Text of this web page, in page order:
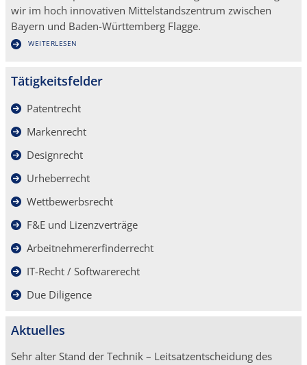
wir im hoch innovativen Mittelstandszentrum zwischen
Bayern und Baden-Württemberg Flagge.
WEITERLESEN
Tätigkeitsfelder
Patentrecht
Markenrecht
Designrecht
Urheberrecht
Wettbewerbsrecht
F&E und Lizenzverträge
Arbeitnehmererfinderrecht
IT-Recht / Softwarerecht
Due Diligence
Aktuelles
Sehr alter Stand der Technik – Leitsatzentscheidung des